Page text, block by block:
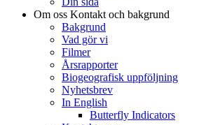
Om oss Kontakt och bakgrund
Bakgrund
Vad gör vi
Filmer
Årsrapporter
Biogeografisk uppföljning
Nyhetsbrev
In English
Butterfly Indicators